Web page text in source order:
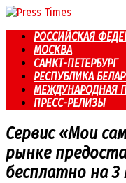
Перейти
контентуРОССИЙСКАЯ
МОСКВА
САНКТ-ПЕТЕРБУРГ
РЕСПУБЛИКА
МЕЖДУНАРОДНАЯ
ПРЕСС-РЕЛИЗЫ
Сервис «Мои
рынке
бесплатно на 3